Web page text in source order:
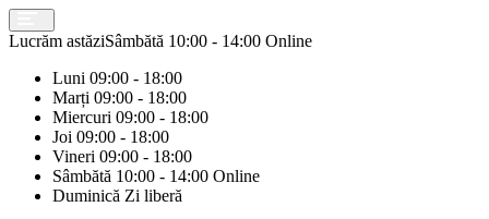
Lucrăm astăziSâmbătă 10:00 - 14:00 Online
Luni 09:00 - 18:00
Marți 09:00 - 18:00
Miercuri 09:00 - 18:00
Joi 09:00 - 18:00
Vineri 09:00 - 18:00
Sâmbătă 10:00 - 14:00 Online
Duminică Zi liberă